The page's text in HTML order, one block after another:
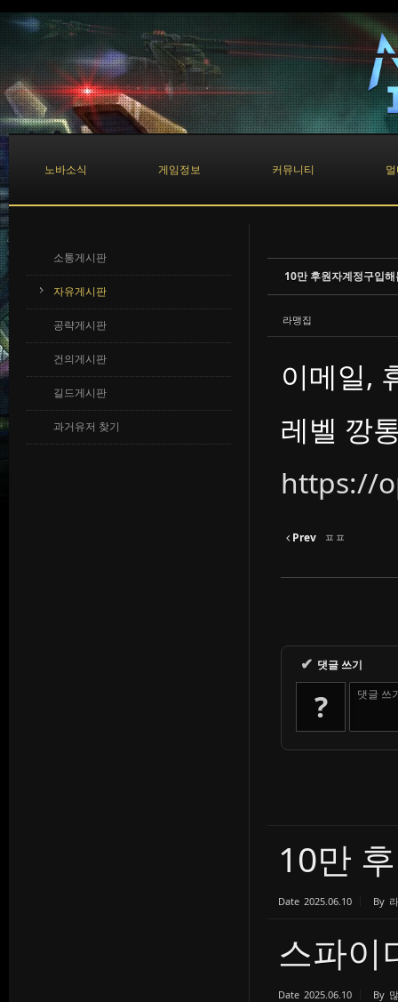
노바소식 게임정보 커뮤니티
소통게시판
자유게시판
공략게시판
건의게시판
길드게시판
과거유저 찾기
10만 후원자계정구입
라맹집
이메일,
레벨 깡
https://
Prev ㅍㅍ
✔ 댓글 쓰기
? 댓글 쓰
10만
Date 2025.06.10 By
스파이
Date 2025.06.10 By
Sketchbook5, 스케치북5
Sketchbook5, 스케치북5